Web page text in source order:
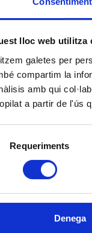
lloc web utilitza
galetes per
compartim la
amb qui
a partir de l'ús
Requeriments
Denega
de